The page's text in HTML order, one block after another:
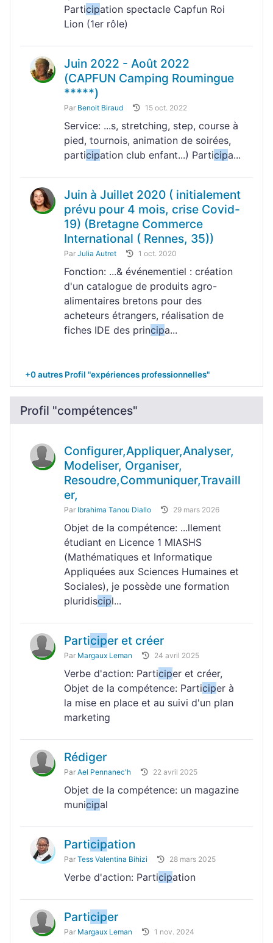
Participation spectacle Capfun Roi
Lion (1er rôle)
Juin 2022 - Août 2022
(CAPFUN Camping Roumingue
*****)
Par Benoit Biraud 15 oct. 2022
Service: ...s, stretching, step, course à
pied, tournois, animation de soirées,
participation club enfant...) Participa...
Juin à Juillet 2020 ( initialement
prévu pour 4 mois, crise Covid-
19) (Bretagne Commerce
International ( Rennes, 35))
Par Julia Autret 1 oct. 2020
Fonction: ...& événementiel : création
d'un catalogue de produits agro-
alimentaires bretons pour des
acheteurs étrangers, réalisation de
fiches IDE des principa...
+0 autres Profil "expériences professionnelles"
Profil "compétences"
Configurer,Appliquer,Analyser,
Modeliser, Organiser,
Resoudre,Communiquer,Travaill
er,
Par Ibrahima Tanou Diallo 29 mars 2026
Objet de la compétence: ...llement
étudiant en Licence 1 MIASHS
(Mathématiques et Informatique
Appliquées aux Sciences Humaines et
Sociales), je possède une formation
pluridiscipl...
Participer et créer
Par Margaux Leman 24 avril 2025
Verbe d'action: Participer et créer,
Objet de la compétence: Participer à
la mise en place et au suivi d'un plan
marketing
Rédiger
Par Ael Pennanec'h 22 avril 2025
Objet de la compétence: un magazine
municipal
Participation
Par Tess Valentina Bihizi 28 mars 2025
Verbe d'action: Participation
Participer
Par Margaux Leman 1 nov. 2024